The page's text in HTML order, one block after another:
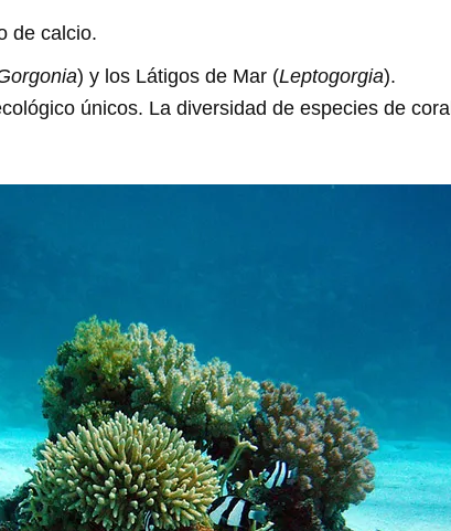
de calcio.
) y los Látigos de Mar (Leptogorgia).
únicos. La diversidad de especies de